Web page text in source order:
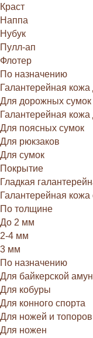
Краст
Наппа
Нубук
Пулл-ап
Флотер
По назначению
Галантерейная кожа
Для дорожных сумок
Галантерейная
Для поясных сумок
Для рюкзаков
Для сумок
Покрытие
Гладкая
Галантерейная кожа
По толщине
До 2 мм
2-4 мм
3 мм
По назначению
Для байкерской
Для кобуры
Для конного спорта
Для ножей и топоров
Для ножен